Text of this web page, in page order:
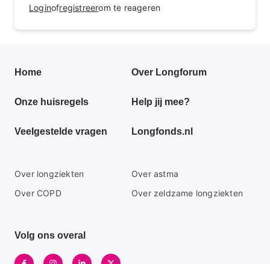
Loginofregistreerom te reageren
Primair
menu
Home Over Longforum
Onze huisregels Help jij mee?
Veelgestelde vragen Longfonds.nl
Secundaire
footer
Over longziekten
Over astma
Over COPD
Over zeldzame longziekten
Volg ons overal